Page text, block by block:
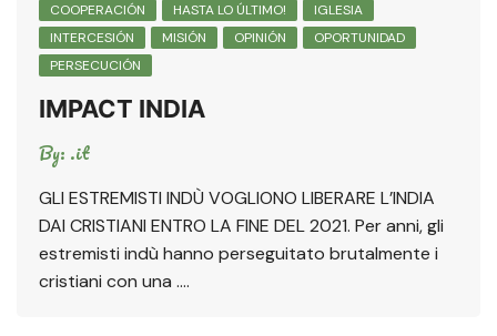
COOPERACIÓN HASTA LO ÚLTIMO!
IGLESIA
INTERCESIÓN
MISIÓN OPINIÓN
OPORTUNIDAD
PERSECUCIÓN
IMPACT INDIA
By: .it
GLI ESTREMISTI INDÙ VOGLIONO LIBERARE L’INDIA
DAI CRISTIANI ENTRO LA FINE DEL 2021. Per anni, gli
estremisti indù hanno perseguitato brutalmente i
cristiani con una ….